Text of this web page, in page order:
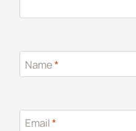
Name*
Email*